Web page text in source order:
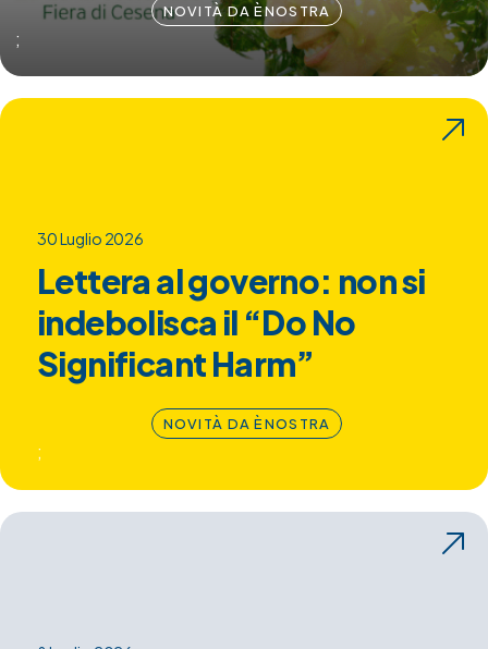
NOVITÀ DA ÈNOSTRA
;
30 Luglio 2026
Lettera al governo: non si
indebolisca il “Do No
Significant Harm”
NOVITÀ DA ÈNOSTRA
;